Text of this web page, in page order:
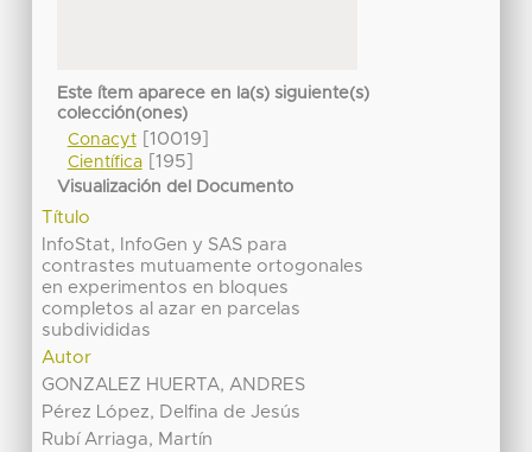
Este ítem aparece en la(s) siguiente(s)
colección(ones)
Conacyt[10019]
Científica[195]
Visualización del Documento
Título
InfoStat, InfoGen y SAS para
contrastes mutuamente ortogonales
en experimentos en bloques
completos al azar en parcelas
subdivididas
Autor
GONZALEZ HUERTA, ANDRES
Pérez López, Delfina de Jesús
Rubí Arriaga, Martín